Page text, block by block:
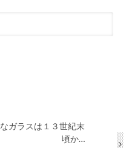
ガラスは１３世紀末
頃か…